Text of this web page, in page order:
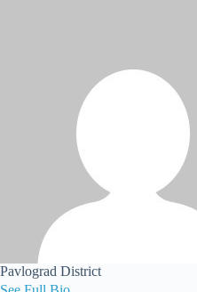
Pavlograd District